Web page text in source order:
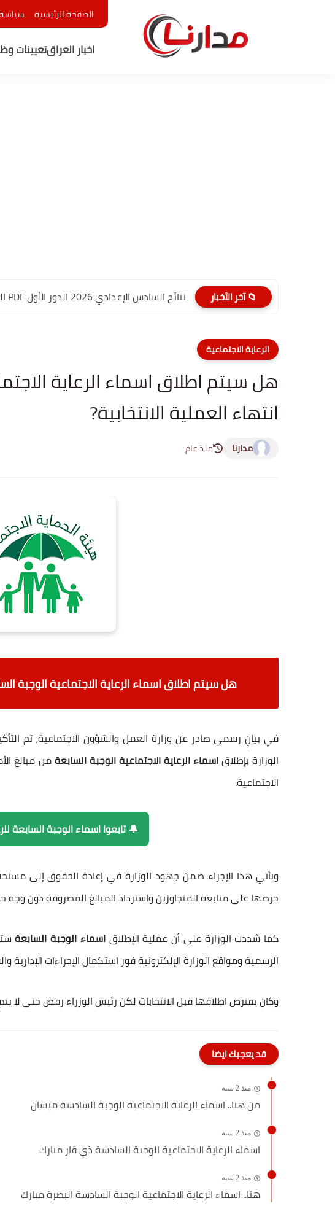
الصفحة الرئيسية
اخبار العراقتعيينات
📁 آخر الأخبار نتائج السادس الإعدادي 2026 الدور الأول PDF الديوانية | موقع...
الرعاية الاجتماعية
هل سيتم اطلاق اسماء الرعاية
انتهاء العملية الانتخابية?
مدارنا منذ عام
هل سيتم اطلاق اسماء الرعاية الاجتماعية الوجبة
في بيانٍ رسمي صادر عن وزارة العمل والشؤون الاجتماعية، تم
الوزارة بإطلاقاسماء الرعاية الاجتماعية الوجبة السابعةمن مبالغ
الاجتماعية.
🔔 تابعوا اسماء الوجبة السابعة
ويأتي هذا الإجراء ضمن جهود الوزارة في إعادة الحقوق إلى
حرصها على متابعة المتجاوزين واسترداد المبالغ المصروفة دون وجه
كما شددت الوزارة على أن عملية الإطلاقاسماء الوجبة السابعة
الرسمية ومواقع الوزارة الإلكترونيةفور استكمال الإجراءات الإدارية
وكان يفترض اطلاقها قبل الانتخابات لكن رئيس الوزراء رفض حتى لا يتم
قد يعجبك ايضا
منذ 2 سنة
من هنا.. اسماء الرعاية الاجتماعية الوجبة السادسة ميسان
منذ 2 سنة
اسماء الرعاية الاجتماعية الوجبة السادسة ذي قار مبارك
منذ 2 سنة
هنا.. اسماء الرعاية الاجتماعية الوجبة السادسة البصرة مبارك